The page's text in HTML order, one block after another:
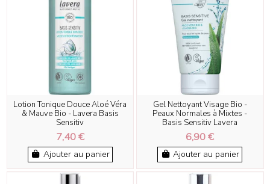
Lotion Tonique Douce Aloé Véra
& Mauve Bio - Lavera Basis
Sensitiv
7,40 €
Ajouter au panier
Gel Nettoyant Visage Bio -
Peaux Normales à Mixtes -
Basis Sensitiv Lavera
6,90 €
Ajouter au panier